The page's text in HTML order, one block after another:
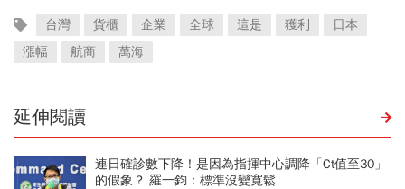
台灣 貨櫃 企業 全球 這是 獲利
日本
漲幅
航商 萬海
延伸閱讀
連日確診數下降！是因為指揮中心調降「Ct值至30」
的假象？ 羅一鈞：標準沒變寬鬆